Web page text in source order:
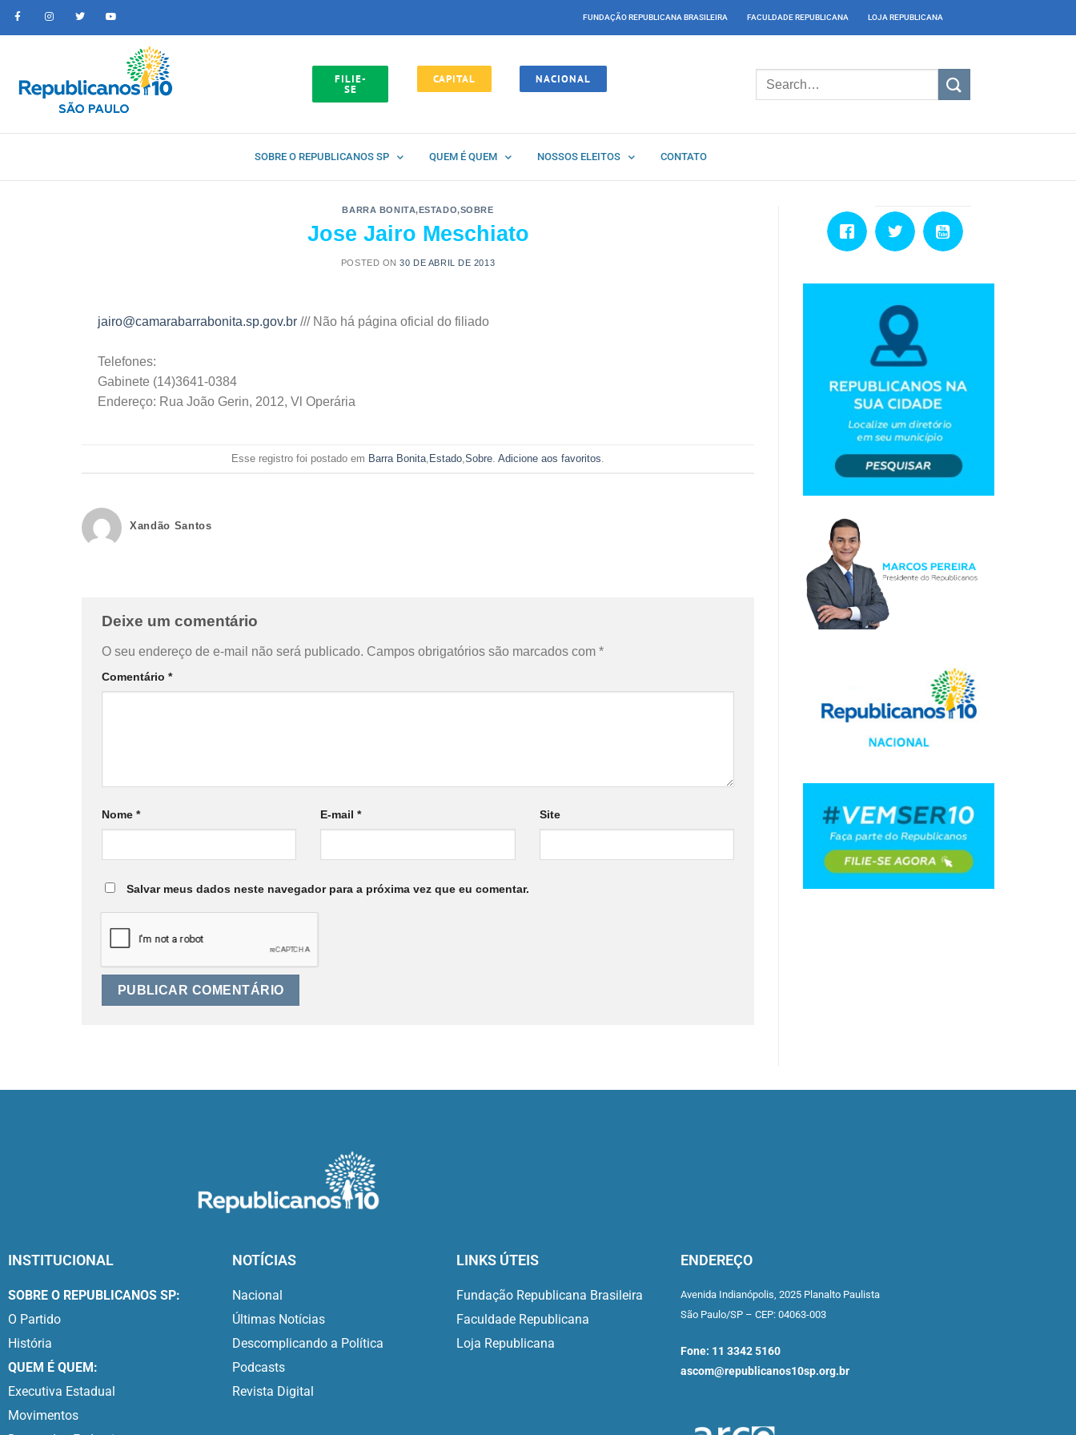
FUNDAÇÃO REPUBLICANA BRASILEIRA FACULDADE REPUBLICANA LOJA REPUBLICANA
FILIE-
SE
CAPITAL NACIONAL
SOBRE O REPUBLICANOS SP QUEM É QUEM NOSSOS ELEITOS CONTATO
BARRA BONITA,ESTADO,SOBRE
Jose Jairo Meschiato
POSTED ON30 DE ABRIL DE 2013
jairo@camarabarrabonita.sp.gov.br /// Não há página oficial do filiado
Telefones:
Gabinete (14)3641-0384
Endereço: Rua João Gerin, 2012, Vl Operária
Esse registro foi postado em Barra Bonita Estado Sobre Adicione aos favoritos
Xandão Santos
Deixe um comentário
O seu endereço de e-mail não será publicado. Campos obrigatórios são marcados com *
Comentário *
Nome * E-mail* Site
Salvar meus dados neste navegador para a próxima vez que eu comentar.
INSTITUCIONAL
SOBRE O REPUBLICANOS SP:
O Partido
História
QUEM É QUEM:
Executiva Estadual
Movimentos
NOTÍCIAS
Nacional
Últimas Notícias
Descomplicando a Política
Podcasts
Revista Digital
LINKS ÚTEIS
Fundação Republicana Brasileira
Faculdade Republicana
Loja Republicana
ENDEREÇO
Avenida Indianópolis, 2025 Planalto Paulista
São Paulo/SP – CEP: 04063-003
Fone: 11 3342 5160
ascom@republicanos10sp.org.br